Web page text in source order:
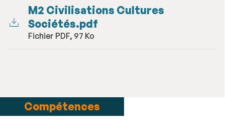
M2 Civilisations Cultures
Sociétés.pdf
Fichier PDF, 97 Ko
Compétences